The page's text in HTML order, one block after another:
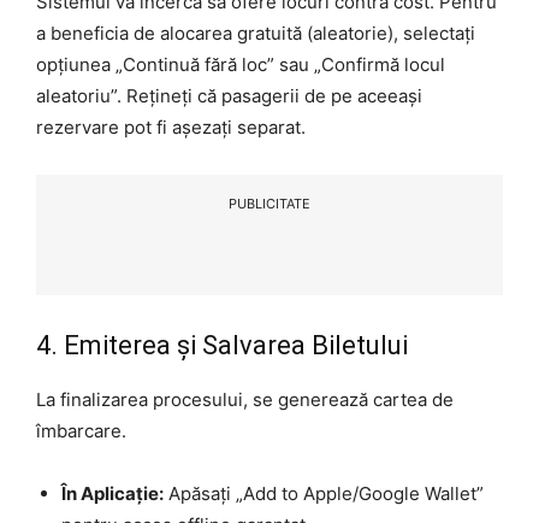
a beneficia de alocarea gratuită (aleatorie), selectați
opțiunea „Continuă fără loc” sau „Confirmă locul
aleatoriu”. Rețineți că pasagerii de pe aceeași
rezervare pot fi așezați separat.
PUBLICITATE
4. Emiterea și Salvarea Biletului
La finalizarea procesului, se generează cartea de
îmbarcare.
În Aplicație: Apăsați „Add to Apple/Google Wallet”